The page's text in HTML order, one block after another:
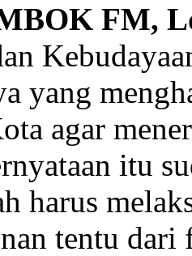
FM,
yang
agar
itu
harus
tentu dari